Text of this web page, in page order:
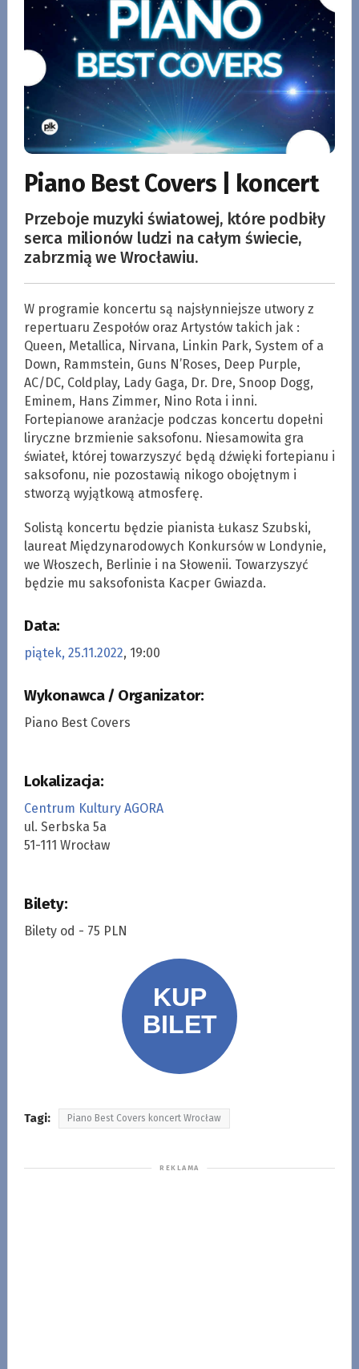
Piano Best Covers | koncert
Przeboje muzyki światowej, które podbiły
serca milionów ludzi na całym świecie,
zabrzmią we Wrocławiu.
W programie koncertu są najsłynniejsze utwory z
repertuaru Zespołów oraz Artystów takich jak :
Queen, Metallica, Nirvana, Linkin Park, System of a
Down, Rammstein, Guns N’Roses, Deep Purple,
AC/DC, Coldplay, Lady Gaga, Dr. Dre, Snoop Dogg,
Eminem, Hans Zimmer, Nino Rota i inni.
Fortepianowe aranżacje podczas koncertu dopełni
liryczne brzmienie saksofonu. Niesamowita gra
świateł, której towarzyszyć będą dźwięki fortepianu i
saksofonu, nie pozostawią nikogo obojętnym i
stworzą wyjątkową atmosferę.
Solistą koncertu będzie pianista Łukasz Szubski,
laureat Międzynarodowych Konkursów w Londynie,
we Włoszech, Berlinie i na Słowenii. Towarzyszyć
będzie mu saksofonista Kacper Gwiazda.
Data:
piątek, 25.11.2022, 19:00
Wykonawca / Organizator:
Piano Best Covers
Lokalizacja:
Centrum Kultury AGORA
ul. Serbska 5a
51-111 Wrocław
Bilety:
Bilety od - 75 PLN
Tagi: Piano Best Covers koncert Wrocław